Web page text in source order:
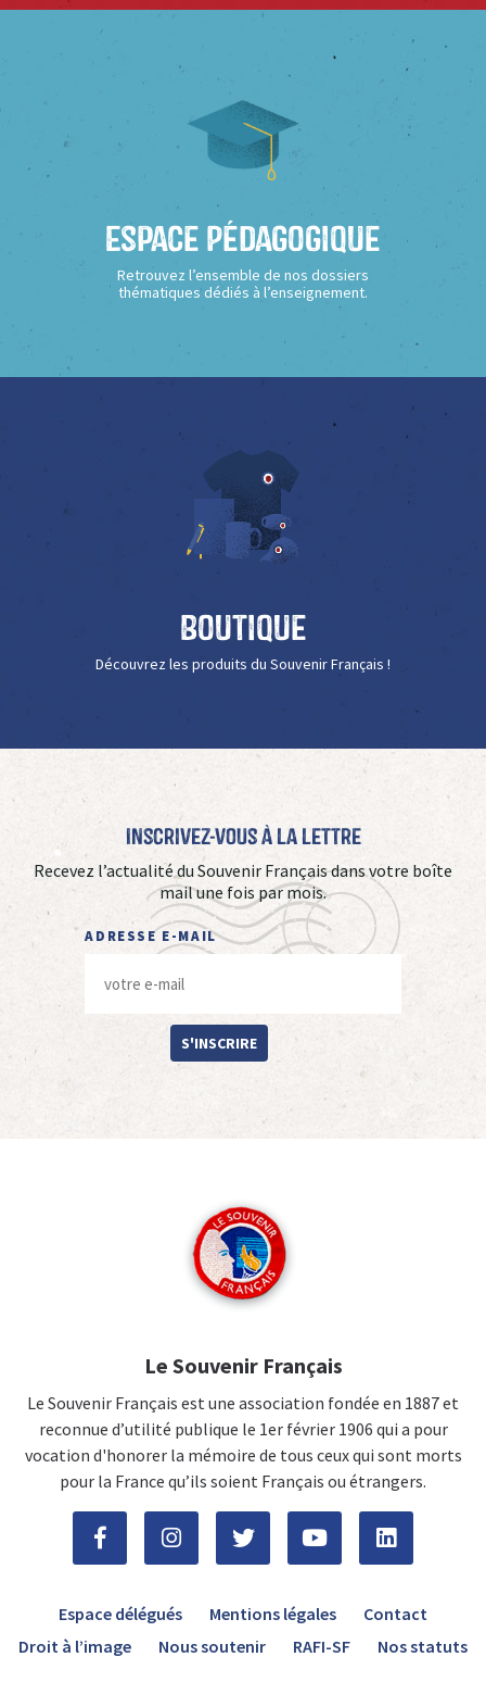
Espace Pédagogique
Retrouvez l’ensemble de nos dossiers
thématiques dédiés à l’enseignement.
Boutique
Découvrez les produits du Souvenir Français !
Inscrivez-vous à La Lettre
Recevez l’actualité du Souvenir Français dans votre boîte
mail une fois par mois.
ADRESSE E-MAIL
S'INSCRIRE
Le Souvenir Français
Le Souvenir Français est une association fondée en 1887 et
reconnue d’utilité publique le 1er février 1906 qui a pour
vocation d'honorer la mémoire de tous ceux qui sont morts
pour la France qu’ils soient Français ou étrangers.
Espace délégués Mentions légales
Contact
Droit à l’image
Nous soutenir RAFI-SF Nos statuts